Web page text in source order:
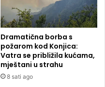
Dramatična borba s
požarom kod Konjica:
Vatra se približila kućama,
mještani u strahu
8 sati ago